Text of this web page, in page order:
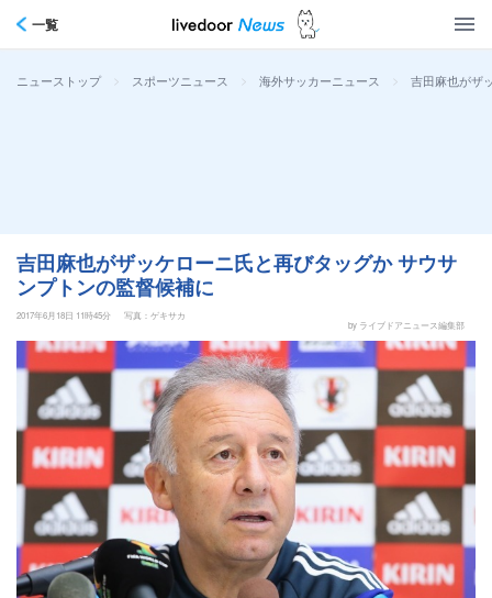
一覧
ニューストップ > スポーツニュース > 海外サッカーニュース > 吉田麻也がザ
吉田麻也がザッケローニ氏と再びタッグか サウサ
ンプトンの監督候補に
2017年6月18日 11時45分
写真：ゲキサカ
by ライブドアニュース編集部